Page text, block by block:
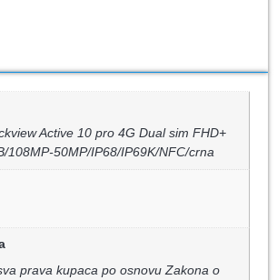
Active 10 pro 4G Dual sim FHD+
108MP-50MP/IP68/IP69K/NFC/crna
prava kupaca po osnovu Zakona o